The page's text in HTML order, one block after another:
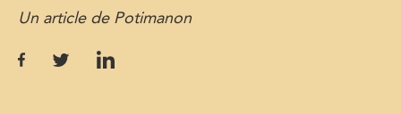
Un article de Potimanon